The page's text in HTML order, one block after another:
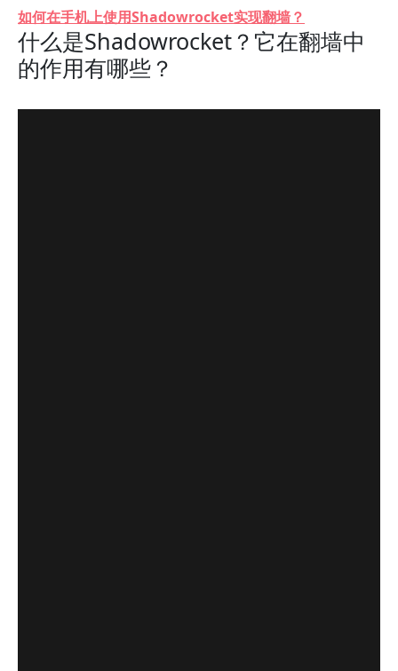
如何在手机上使用Shadowrocket实现翻墙？
什么是Shadowrocket？它在翻墙中
的作用有哪些？